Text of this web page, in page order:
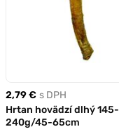
2,79 € s DPH
Hrtan hovädzí dlhý 145-
240g/45-65cm